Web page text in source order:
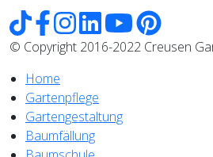
© Copyright 2016-2022 Creusen
Home
Gartenpflege
Gartengestaltung
Baumfällung